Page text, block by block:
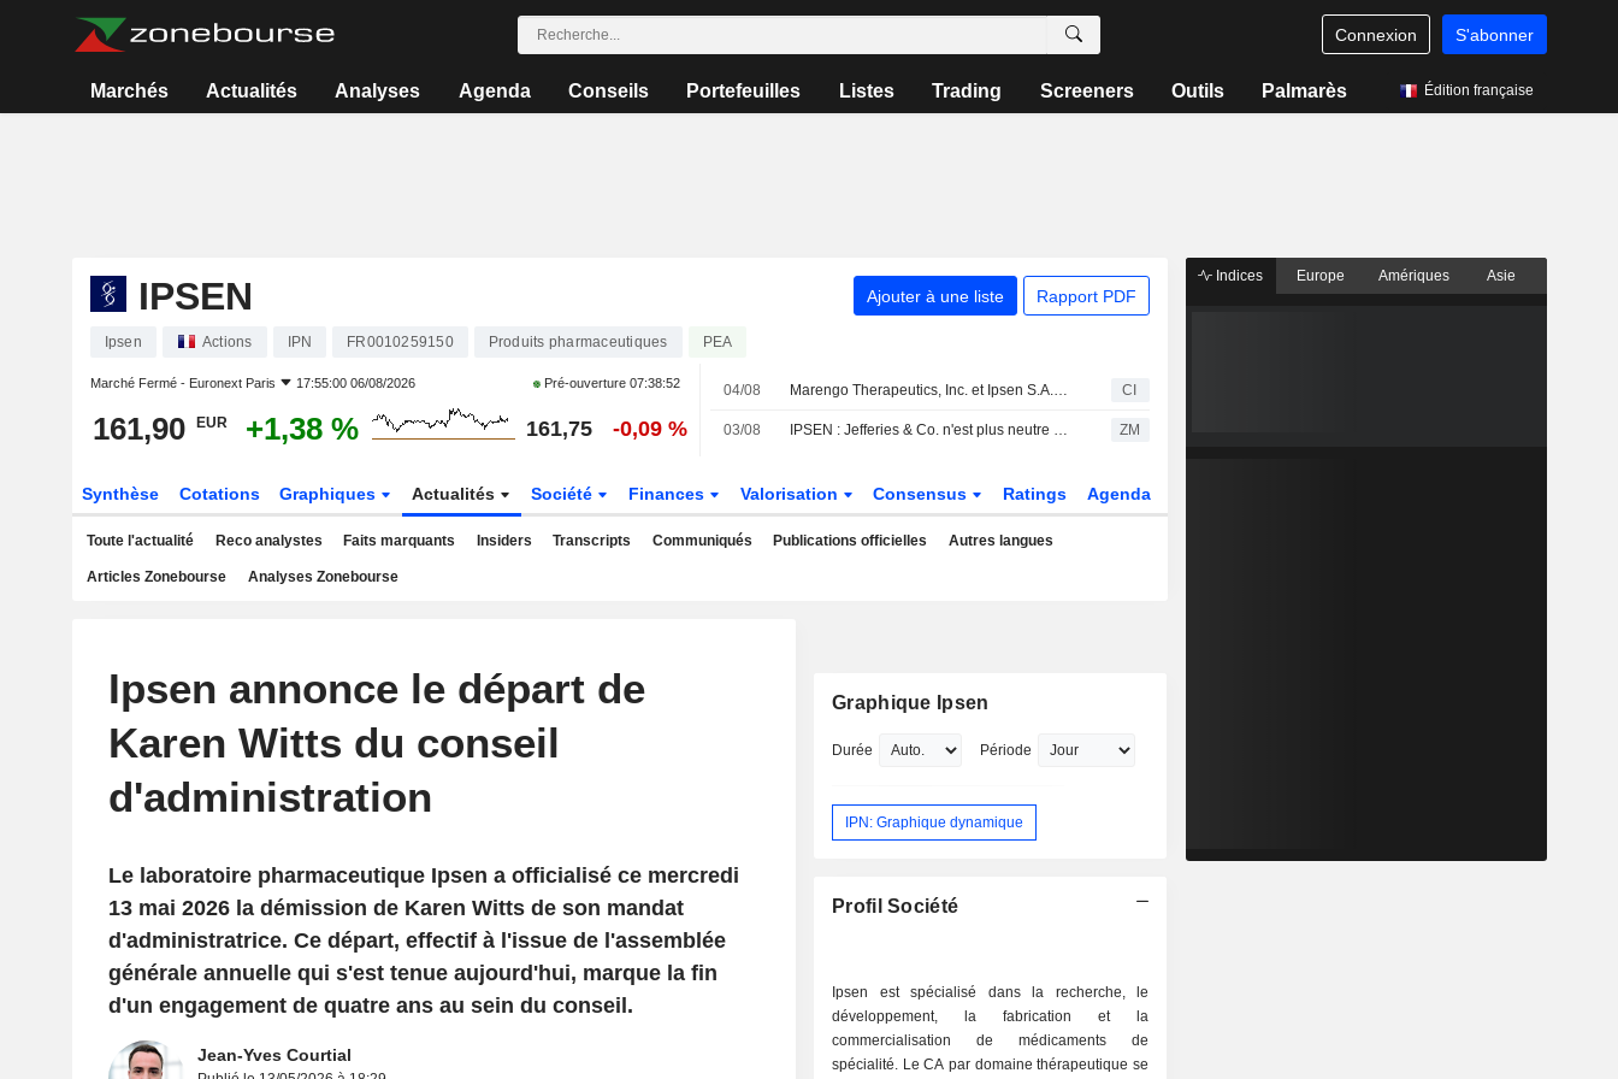
Connexion S'abonner
Marchés Actualités Analyses Agenda Conseils Portefeuilles Listes Trading Screeners Outils Palmarès Édition française
IPSEN Ajouter à une liste Rapport PDF
Ipsen Actions IPN FR0010259150 Produits pharmaceutiques PEA
Marché Fermé - Euronext Paris 17:55:00 06/08/2026 Pré-ouverture 07:38:52
161,90 EUR +1,38 % 161,75 -0,09 %
04/08 Marengo Therapeutics, Inc. et Ipsen S.A. désignent un premier candidat-médicament dans le cadre de leur collaboration stratégique TriSTAR CI
03/08 IPSEN : Jefferies & Co. n'est plus neutre mais vendeur ZM
Synthèse Cotations Graphiques Actualités Société Finances Valorisation Consensus Ratings Agenda
Toute l'actualité Reco analystes Faits marquants Insiders Transcripts Communiqués Publications officielles Autres langues
Articles Zonebourse Analyses Zonebourse
Ipsen annonce le départ de
Karen Witts du conseil
d'administration
Le laboratoire pharmaceutique Ipsen a officialisé ce mercredi
13 mai 2026 la démission de Karen Witts de son mandat
d'administratrice. Ce départ, effectif à l'issue de l'assemblée
générale annuelle qui s'est tenue aujourd'hui, marque la fin
d'un engagement de quatre ans au sein du conseil.
Jean-Yves Courtial
Graphique Ipsen
Durée Période
IPN: Graphique dynamique
Profil Société
Ipsen est spécialisé dans la recherche, le
développement, la fabrication et la
commercialisation de médicaments de
spécialité. Le CA par domaine thérapeutique se
Indices Europe Amériques Asie